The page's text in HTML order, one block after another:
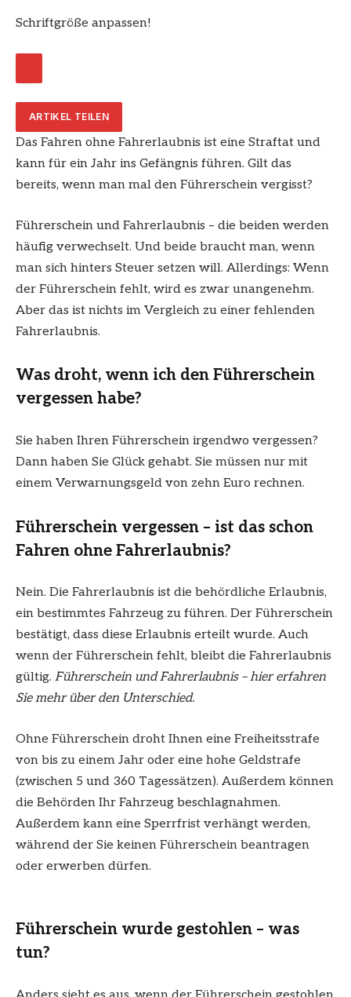
Schriftgröße anpassen!
ARTIKEL TEILEN
Das Fahren ohne Fahrerlaubnis ist eine Straftat und
kann für ein Jahr ins Gefängnis führen. Gilt das
bereits, wenn man mal den Führerschein vergisst?
Führerschein und Fahrerlaubnis – die beiden werden
häufig verwechselt. Und beide braucht man, wenn
man sich hinters Steuer setzen will. Allerdings: Wenn
der Führerschein fehlt, wird es zwar unangenehm.
Aber das ist nichts im Vergleich zu einer fehlenden
Fahrerlaubnis.
Was droht, wenn ich den Führerschein
vergessen habe?
Sie haben Ihren Führerschein irgendwo vergessen?
Dann haben Sie Glück gehabt. Sie müssen nur mit
einem Verwarnungsgeld von zehn Euro rechnen.
Führerschein vergessen – ist das schon
Fahren ohne Fahrerlaubnis?
Nein. Die Fahrerlaubnis ist die behördliche Erlaubnis,
ein bestimmtes Fahrzeug zu führen. Der Führerschein
bestätigt, dass diese Erlaubnis erteilt wurde. Auch
wenn der Führerschein fehlt, bleibt die Fahrerlaubnis
gültig. Führerschein und Fahrerlaubnis – hier erfahren
Sie mehr über den Unterschied.
Ohne Führerschein droht Ihnen eine Freiheitsstrafe
von bis zu einem Jahr oder eine hohe Geldstrafe
(zwischen 5 und 360 Tagessätzen). Außerdem können
die Behörden Ihr Fahrzeug beschlagnahmen.
Außerdem kann eine Sperrfrist verhängt werden,
während der Sie keinen Führerschein beantragen
oder erwerben dürfen.
Führerschein wurde gestohlen – was
tun?